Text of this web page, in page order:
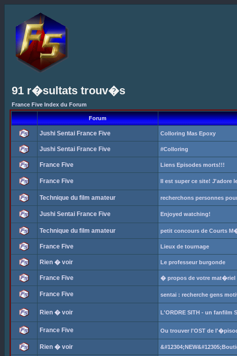
91 r�sultats trouv�s
France Five Index du Forum
Forum
Jushi Sentai France Five Colloring Mas Epoxy
Jushi Sentai France Five #Colloring
France Five Liens Episodes morts!!!
France Five Il est super ce site! J'adore
Technique du film amateur recherchons personnes
Jushi Sentai France Five Enjoyed watching!
Technique du film amateur petit concours de Courts
France Five Lieux de tournage
Rien � voir Le professeur burgonde
France Five � propos de votre mat�riel
France Five sentai : recherche gens
Rien � voir L'ORDRE SITH - un fanfilm
France Five Ou trouver l'OST de
Rien � voir